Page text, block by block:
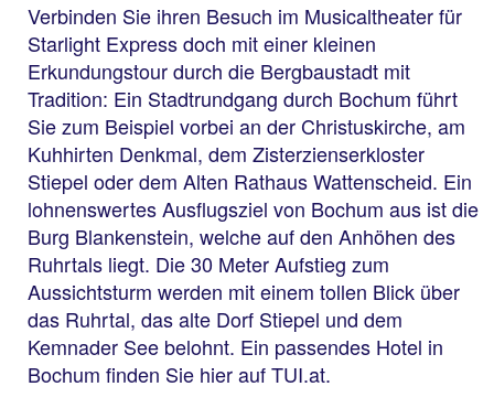
Verbinden Sie ihren Besuch im Musicaltheater für
Starlight Express doch mit einer kleinen
Erkundungstour durch die Bergbaustadt mit
Tradition: Ein Stadtrundgang durch Bochum führt
Sie zum Beispiel vorbei an der Christuskirche, am
Kuhhirten Denkmal, dem Zisterzienserkloster
Stiepel oder dem Alten Rathaus Wattenscheid. Ein
lohnenswertes Ausflugsziel von Bochum aus ist die
Burg Blankenstein, welche auf den Anhöhen des
Ruhrtals liegt. Die 30 Meter Aufstieg zum
Aussichtsturm werden mit einem tollen Blick über
das Ruhrtal, das alte Dorf Stiepel und dem
Kemnader See belohnt. Ein passendes Hotel in
Bochum finden Sie hier auf TUI.at.